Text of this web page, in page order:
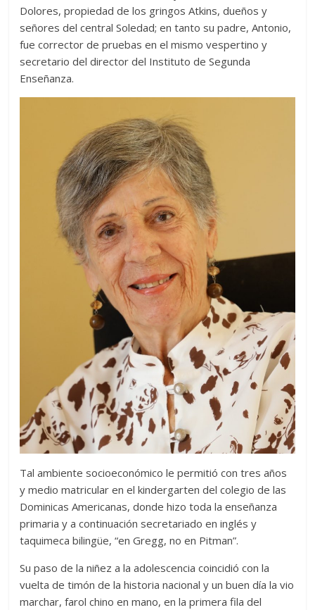
Dolores, propiedad de los gringos Atkins, dueños y
señores del central Soledad; en tanto su padre, Antonio,
fue corrector de pruebas en el mismo vespertino y
secretario del director del Instituto de Segunda
Enseñanza.
Tal ambiente socioeconómico le permitió con tres años
y medio matricular en el kindergarten del colegio de las
Dominicas Americanas, donde hizo toda la enseñanza
primaria y a continuación secretariado en inglés y
taquimeca bilingüe, “en Gregg, no en Pitman”.
Su paso de la niñez a la adolescencia coincidió con la
vuelta de timón de la historia nacional y un buen día la vio
marchar, farol chino en mano, en la primera fila del